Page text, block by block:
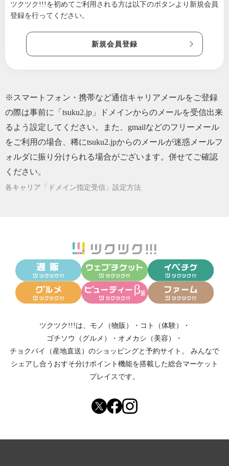
2021/07/21 米八初めてのメルマガ配信です。
ツクツク!!!を初めてご利用される方は 以下のボタンより新規会員
登録を行ってください。
新規会員登録
※スマートフォン・携帯など通信キャリアメールをご登録
の際は事前に「tsuku2.jp」ドメインからのメールを受信出来
るよう設定してください。また、gmailなどのフリーメール
をご利用の場合、稀にtsuku2.jpからのメールが迷惑メールフ
ォルダに振り分けられる場合がございます。併せてご確認
ください。
各キャリア「ドメイン指定受信」設定方法
ツクツク!!!は、 モノ（物販） ・ コト（体験）
・
ゴチソウ（グルメ）
・ オメカシ（美容）
・
チョクバイ（産地直送） のショッピングと予約サイト。
みんなで
シェアし合う おすそ分けポイント機能を搭載した総合マーケット
プレイスです。